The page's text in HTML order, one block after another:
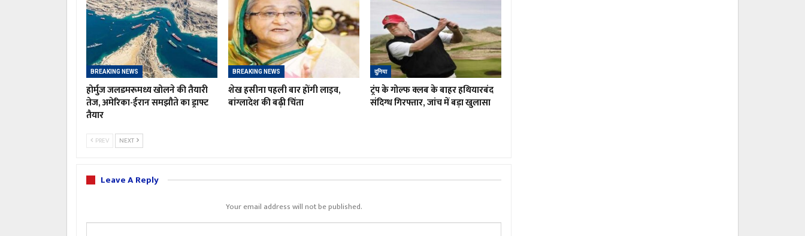
BREAKING NEWS
होर्मुज जलडमरूमध्य खोलने की तैयारी
तेज, अमेरिका-ईरान समझौते का ड्राफ्ट
तैयार
BREAKING NEWS
शेख हसीना पहली बार होंगी लाइव,
बांग्लादेश की बढ़ी चिंता
दुनिया
ट्रंप के गोल्फ क्लब के बाहर हथियारबंद
संदिग्ध गिरफ्तार, जांच में बड़ा खुलासा
PREV NEXT
Leave A Reply
Your email address will not be published.